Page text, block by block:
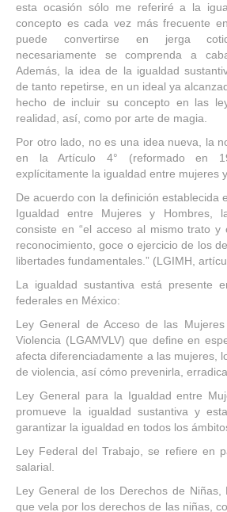
esta ocasión sólo me referiré a la
concepto es cada vez más frecuente
puede convertirse en jerga
necesariamente se comprenda a
Además, la idea de la igualdad
de tanto repetirse, en un ideal ya
hecho de incluir su concepto en las
realidad, así, como por arte de magia.
Por otro lado, no es una idea nueva, la
en la Artículo 4° (reformado en
explícitamente la igualdad entre mujeres
De acuerdo con la definición establecida
Igualdad entre Mujeres y Hombres,
consiste en “el acceso al mismo trato y
reconocimiento, goce o ejercicio de los
libertades fundamentales.” (LGIMH,
La igualdad sustantiva está presente
federales en México:
Ley General de Acceso de las
Violencia (LGAMVLV) que define en
afecta diferenciadamente a las mujeres,
de violencia, así cómo prevenirla,
Ley General para la Igualdad entre
promueve la igualdad sustantiva y
garantizar la igualdad en todos los
Ley Federal del Trabajo, se refiere en
salarial.
Ley General de los Derechos de Niñas,
que vela por los derechos de las niñas,